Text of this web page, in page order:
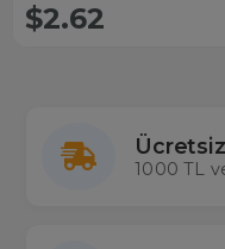
$2.62
1000 TL